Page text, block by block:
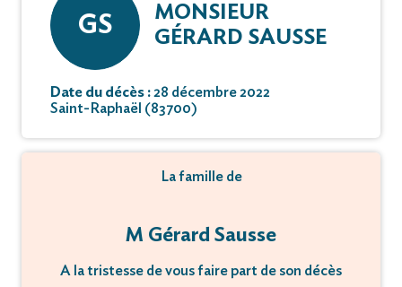
GS
MONSIEUR
GÉRARD SAUSSE
Date du décès :28 décembre 2022
Saint-Raphaël (83700)
La famille de
M Gérard Sausse
A la tristesse de vous faire part de son décès